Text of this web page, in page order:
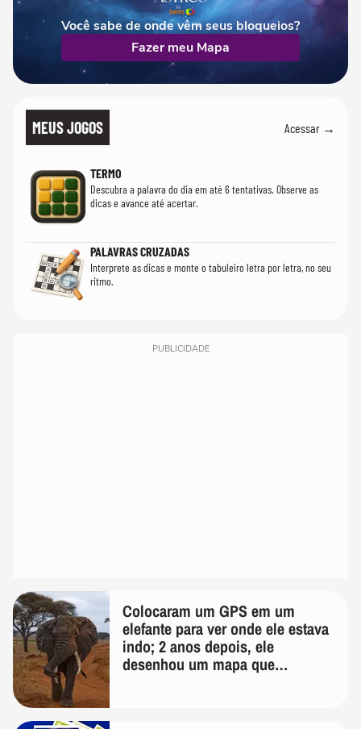
Você sabe de onde vêm seus bloqueios?
Fazer meu Mapa
MEUS JOGOS Acessar →
TERMO
Descubra a palavra do dia em até 6 tentativas. Observe as
dicas e avance até acertar.
PALAVRAS CRUZADAS
Interprete as dicas e monte o tabuleiro letra por letra, no seu
ritmo.
PUBLICIDADE
Colocaram um GPS em um
elefante para ver onde ele estava
indo; 2 anos depois, ele
desenhou um mapa que